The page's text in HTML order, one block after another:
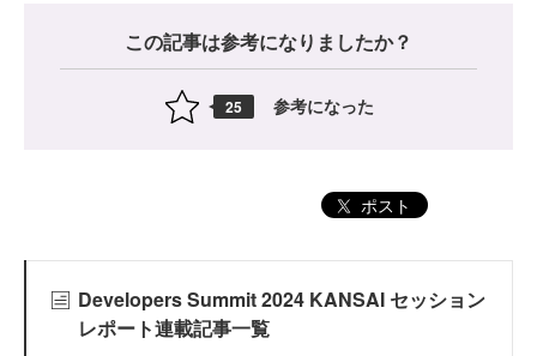
この記事は参考になりましたか？
25 参考になった
ポスト
Developers Summit 2024 KANSAI セッション
レポート連載記事一覧